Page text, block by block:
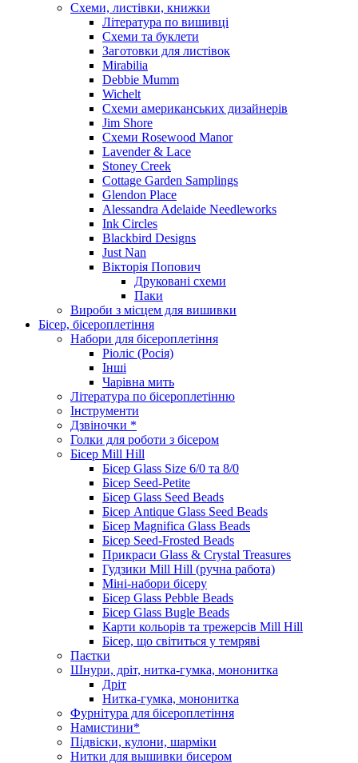
Схеми, листівки, книжки
Література по вишивці
Схеми та буклети
Заготовки для листівок
Mirabilia
Debbie Mumm
Wichelt
Схеми американських дизайнерів
Jim Shore
Cхеми Rosewood Manor
Lavender & Lace
Stoney Creek
Cottage Garden Samplings
Glendon Place
Alessandra Adelaide Needleworks
Ink Circles
Blackbird Designs
Just Nan
Вікторія Попович
Друковані схеми
Паки
Вироби з місцем для вишивки
Бісер, бісероплетіння
Набори для бісероплетіння
Ріоліс (Росія)
Інші
Чарівна мить
Література по бісероплетінню
Інструменти
Дзвіночки *
Голки для роботи з бісером
Бісер Mill Hill
Бісер Glass Size 6/0 та 8/0
Бісер Seed-Petite
Бісер Glass Seed Beads
Бісер Antique Glass Seed Beads
Бісер Magnifica Glass Beads
Бісер Seed-Frosted Beads
Прикраси Glass & Crystal Treasures
Гудзики Mill Hill (ручна работа)
Міні-набори бісеру
Бісер Glass Pebble Beads
Бісер Glass Bugle Beads
Карти кольорів та трежерсів Mill Hill
Бісер, що світиться у темряві
Паєтки
Шнури, дріт, нитка-гумка, мононитка
Дріт
Нитка-гумка, мононитка
Фурнітура для бісероплетіння
Намистини*
Підвіски, кулони, шарміки
Нитки для вышивки бисером